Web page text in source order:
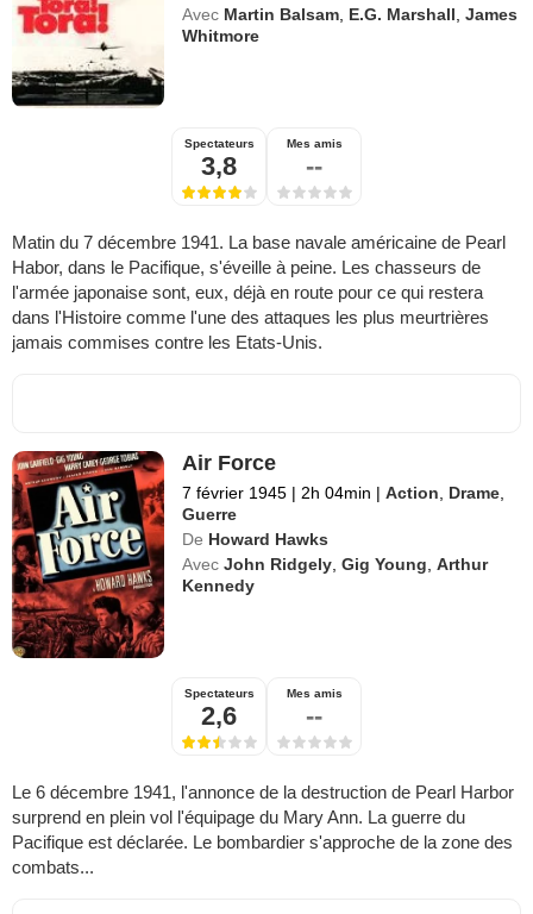
Avec Martin Balsam E.G. Marshall ,James
Whitmore
Spectateurs
3,8
Mes amis
--
Matin du 7 décembre 1941. La base navale américaine de Pearl
Habor, dans le Pacifique, s'éveille à peine. Les chasseurs de
l'armée japonaise sont, eux, déjà en route pour ce qui restera
dans l'Histoire comme l'une des attaques les plus meurtrières
jamais commises contre les Etats-Unis.
Air Force
7 février 1945 | 2h 04min | Action Drame
Guerre
De Howard Hawks
Avec John Ridgely ,Gig Young ,Arthur
Kennedy
Spectateurs
2,6
Mes amis
--
Le 6 décembre 1941, l'annonce de la destruction de Pearl Harbor
surprend en plein vol l'équipage du Mary Ann. La guerre du
Pacifique est déclarée. Le bombardier s'approche de la zone des
combats...